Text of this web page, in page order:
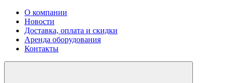
О компании
Новости
Доставка, оплата и скидки
Аренда оборудования
Контакты